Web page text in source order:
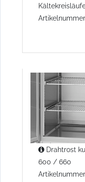
Drahtrost
600 / 660